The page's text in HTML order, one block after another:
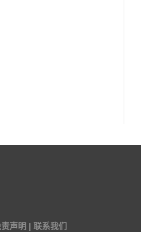
声明 | 联系我们